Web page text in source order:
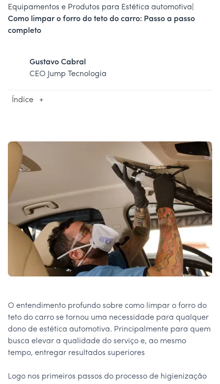
Equipamentos e Produtos para Estética automotiva
Como limpar o forro do teto do carro: Passo a passo
completo
Gustavo Cabral
CEO Jump Tecnologia
Índice +
O entendimento profundo sobre como limpar o forro do
teto do carro se tornou uma necessidade para qualquer
dono de estética automotiva. Principalmente para quem
busca elevar a qualidade do serviço e, ao mesmo
tempo, entregar resultados superiores
Logo nos primeiros passos do processo de higienização